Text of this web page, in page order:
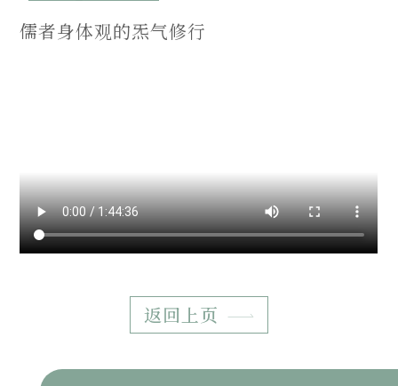
儒者身体观的炁气修行
返回上页